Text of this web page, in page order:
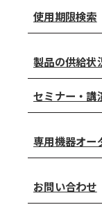
使用期限検索
製品の供給状
セミナー・講
専用機器オー
お問い合わせ